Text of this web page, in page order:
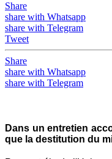
Share
share with Whatsapp
share with Telegram
Tweet
Share
share with Whatsapp
share with Telegram
Dans un entretien
que la destitution du